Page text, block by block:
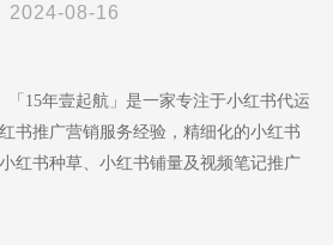
2024-08-16
15年壹起航」是一家专注于小红书代运
书推广营销服务经验，精细化的小红书
红书种草、小红书铺量及视频笔记推广